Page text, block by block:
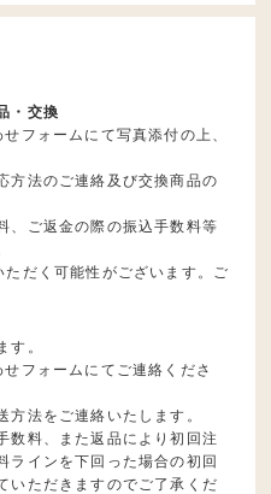
・交換
フォームにて写真添付の上、
方法のご連絡及び交換商品の
、ご返金の際の振込手数料等
だく可能性がございます。ご
す。
フォームにてご連絡くださ
法をご連絡いたします。
数料、また返品により初回注
ラインを下回った場合の初回
いただきますのでご了承くだ